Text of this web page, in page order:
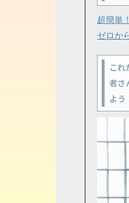
超簡単
ゼロか
これ
者さ
よう